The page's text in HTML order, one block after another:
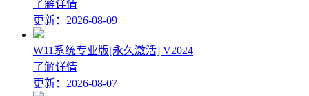
了解详情
更新：2026-08-09
W11系统专业版[永久激活] V2024
了解详情
更新：2026-08-07